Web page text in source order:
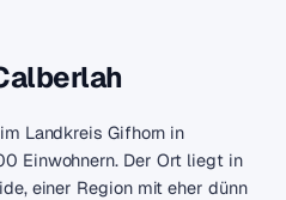
Landkreis Gifhorn in
Einwohnern. Der Ort liegt in
einer Region mit eher dünn